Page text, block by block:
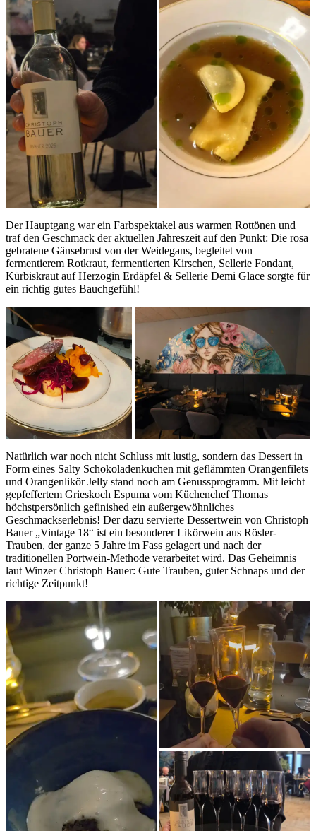
Der Hauptgang war ein Farbspektakel aus warmen Rottönen und
traf den Geschmack der aktuellen Jahreszeit auf den Punkt: Die rosa
gebratene Gänsebrust von der Weidegans, begleitet von
fermentierem Rotkraut, fermentierten Kirschen, Sellerie Fondant,
Kürbiskraut auf Herzogin Erdäpfel & Sellerie Demi Glace sorgte für
ein richtig gutes Bauchgefühl!
Natürlich war noch nicht Schluss mit lustig, sondern das Dessert in
Form eines Salty Schokoladenkuchen mit geflämmten Orangenfilets
und Orangenlikör Jelly stand noch am Genussprogramm. Mit leicht
gepfeffertem Grieskoch Espuma vom Küchenchef Thomas
höchstpersönlich gefinished ein außergewöhnliches
Geschmackserlebnis! Der dazu servierte Dessertwein von Christoph
Bauer „Vintage 18“ ist ein besonderer Likörwein aus Rösler-
Trauben, der ganze 5 Jahre im Fass gelagert und nach der
traditionellen Portwein-Methode verarbeitet wird. Das Geheimnis
laut Winzer Christoph Bauer: Gute Trauben, guter Schnaps und der
richtige Zeitpunkt!